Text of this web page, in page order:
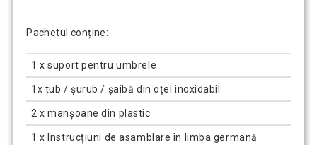
Pachetul conține:
1 x suport pentru umbrele
1x tub / șurub / șaibă din oțel inoxidabil
2 x manșoane din plastic
1 x Instrucțiuni de asamblare în limba germană